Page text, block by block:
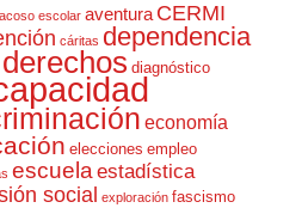
acoso escolar aventura CERMI
cáritas dependencia
derechos diagnóstico
economía
elecciones empleo
escuela estadística
social exploración fascismo